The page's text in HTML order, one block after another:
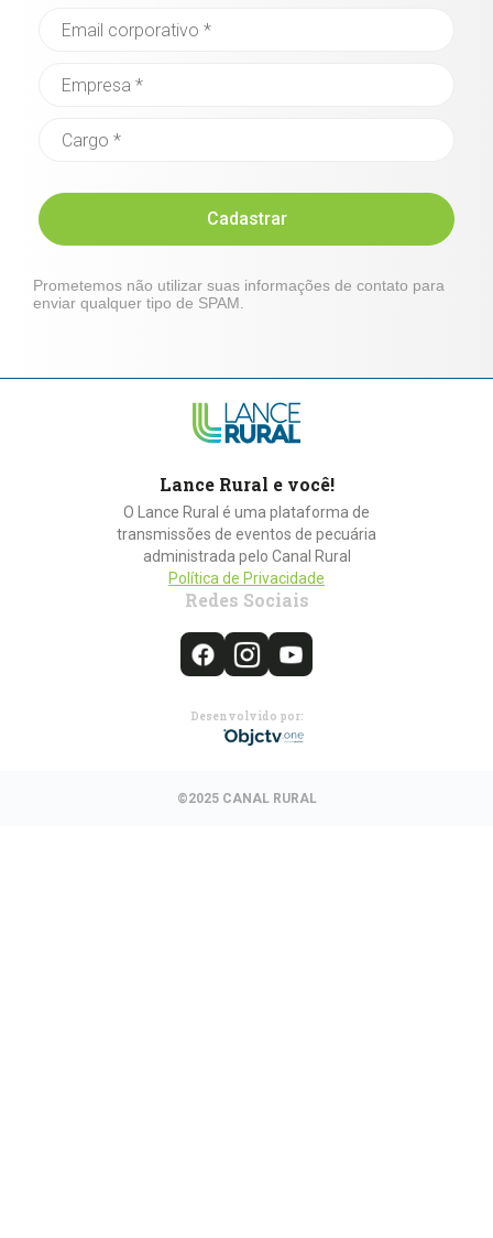
Cadastrar
Prometemos não utilizar suas informações de contato para
enviar qualquer tipo de SPAM.
Lance Rural e você!
O Lance Rural é uma plataforma de
transmissões de eventos de pecuária
administrada pelo Canal Rural
Política de Privacidade
Redes Sociais
Desenvolvido por:
©2025 CANAL RURAL